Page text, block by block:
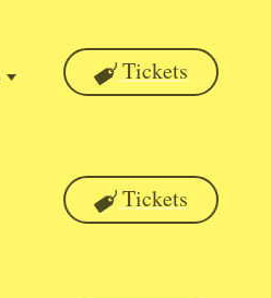
Tickets
Tickets